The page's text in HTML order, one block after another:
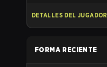
DETALLES DEL JUGADOR
FORMA RECIENTE